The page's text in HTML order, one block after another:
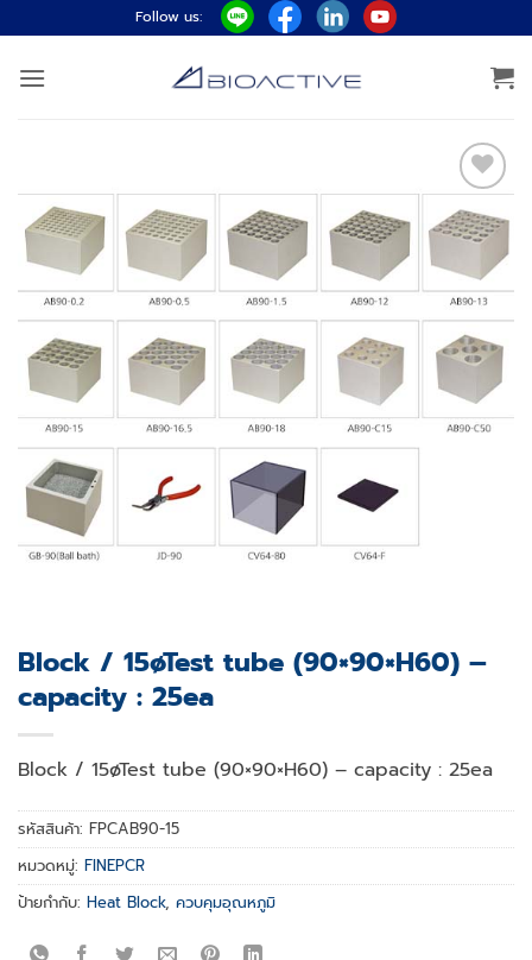
ไป
ยัง
Follow us:
Add to
wishlist
Block / 15øTest tube (90×90×H60) –
capacity : 25ea
Block / 15øTest tube (90×90×H60) – capacity : 25ea
รหัสสินค้า: FPCAB90-15
หมวดหมู่: FINEPCR
ป้ายกำกับ: Heat Block, ควบคุมอุณหภูมิ